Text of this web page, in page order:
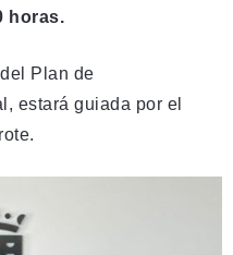
horas.
Plan de
estará guiada por el